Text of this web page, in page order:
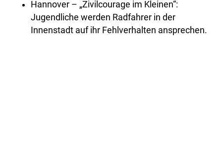
Hannover – „Zivilcourage im Kleinen“:
Jugendliche werden Radfahrer in der
Innenstadt auf ihr Fehlverhalten ansprechen.